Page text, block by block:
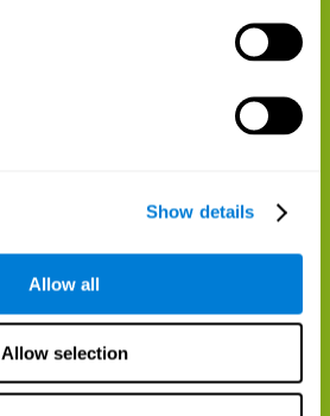
Show details
Allow all
Allow selection